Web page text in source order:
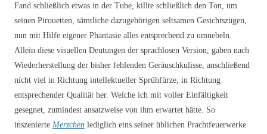
Fand schließlich etwas in der Tube, killte schließlich den Ton, um
seinen Pirouetten, sämtliche da­zugehörigen seltsamen Gesichtszügen,
nun mit Hilfe eigener Phantasie alles entsprechend zu umne­beln.
Allein diese visuellen Deutungen der sprachlosen Version, gaben nach
Wiederherstellung der bisher fehlenden Geräuschkulisse, anschließend
nicht viel in Richtung intellektueller Sprühfürze, in Richtung
entsprechender Qualität her. Welche ich mit voller Einfältigkeit
gesegnet, zumindest an­satzweise von ihm erwartet hätte. So
inszenierte Merzchen lediglich eins seiner üblichen Prachtfeu­erwerke